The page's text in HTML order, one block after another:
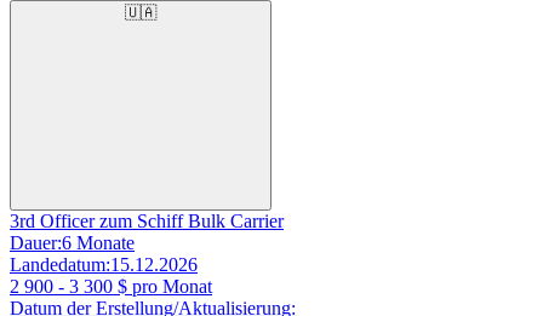
🇺🇦
3rd Officer zum Schiff Bulk Carrier
Dauer:6 Monate
Landedatum:15.12.2026
2 900 - 3 300 $ pro Monat
Datum der Erstellung/Aktualisierung: